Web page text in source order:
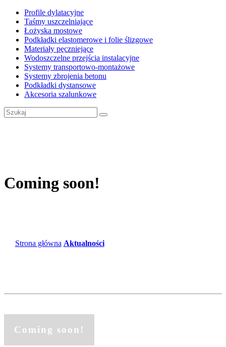
Profile dylatacyjne
Taśmy uszczelniające
Łożyska mostowe
Podkładki elastomerowe i folie ślizgowe
Materiały pęczniejące
Wodoszczelne przejścia instalacyjne
Systemy transportowo-montażowe
Systemy zbrojenia betonu
Podkładki dystansowe
Akcesoria szalunkowe
Coming soon!
Strona główna Aktualności
Coming soon!